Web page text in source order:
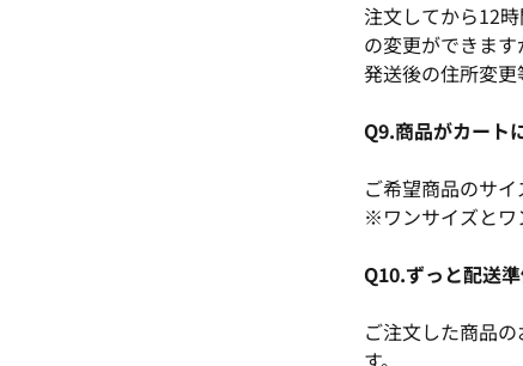
注文してから12
の変更ができま
発送後の住所変更
Q9.商品がカート
ご希望商品のサ
※ワンサイズとワ
Q10.ずっと配送
ご注文した商品
す。